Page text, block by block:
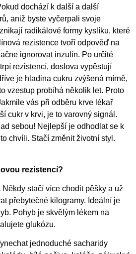
dochází k další a další
aniž byste vyčerpali svoje
radikálové formy kyslíku, které
rezistence tvoří odpověď na
ignorovat inzulín. Po určité
rezistencí, doslova vypěstují
je hladina cukru zvýšená mírně,
vzestup probíhá několik let. Proto
vás při odběru krve lékař
cukr v krvi, je to varovný signál.
sebou! Nejlepší je odhodlat se k
chvíli. Stačí změnit životní styl.
rezistencí?
Někdy stačí více chodit pěšky a už
přebytečné kilogramy. Ideální je
Pohyb je skvělým lékem na
glukózu.
jednoduché sacharidy